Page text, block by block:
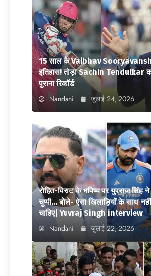
15 साल के Vaibhav
इतिहास! तोड़ा Sachin Tendulkar
पुराना रिकॉर्ड
Nandani जुलाई 24, 2026
रोहित-विराट के भविष्य पर युवराज सिंह ने
चुप्पी… बोले- ऐसा खिलाड़ियों के साथ नहीं
चाहिए| Yuvraj Singh interview
Nandani जुलाई 22, 2026